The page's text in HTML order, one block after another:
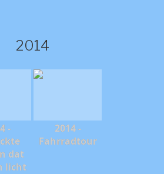
2014
-
dat
licht
2014 -
Fahrradtour